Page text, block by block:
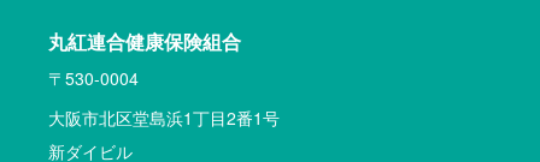
丸紅連合健康保険組合
〒530-0004
大阪市北区堂島浜1丁目2番1号
新ダイビル